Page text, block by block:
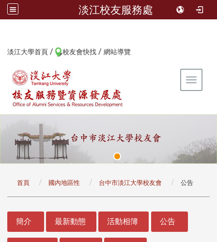
淡江校友服務處
淡江大學首頁 / 校友會快找 / 網站導覽
Toggle
首頁 國內地區性 台中市淡江大學校友會 公告
簡介 最新動態 活動相簿 公告